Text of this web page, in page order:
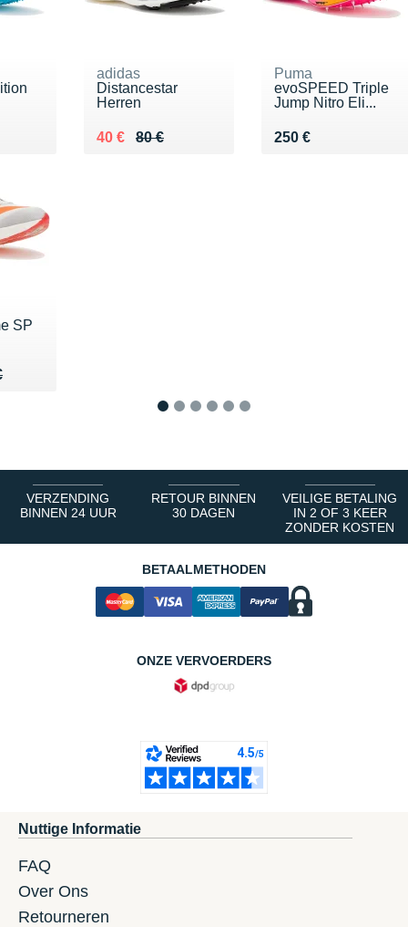
adidas
Distancestar
Herren
80 €
Au lieu de 80 €
40 €
Vendu 40 €
Puma
evoSPEED Triple
Jump Nitro Eli...
250 €
Vendu 250 €
SP
€
VERZENDING
BINNEN 24 UUR
RETOUR BINNEN
30 DAGEN
VEILIGE BETALING
IN 2 OF 3 KEER
ZONDER KOSTEN
BETAALMETHODEN
ONZE VERVOERDERS
Nuttige Informatie
FAQ
Over Ons
Retourneren